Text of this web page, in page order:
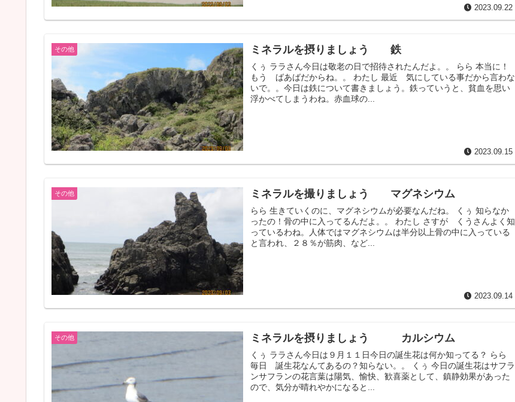
2023.09.22
その他 ミネラルを摂りましょう 鉄
くぅ ララさん今日は敬老の日で招待されたんだよ。。 らら 本当に！
もう ばあばだからね。。 わたし 最近 気にしている事だから言わな
いで。。今日は鉄について書きましょう。鉄っていうと、貧血を思い
浮かべてしまうわね。赤血球の...
2023.09.15
その他 ミネラルを撮りましょう マグネシウム
らら 生きていくのに、マグネシウムが必要なんだね。 くぅ 知らなか
ったの！骨の中に入ってるんだよ。。 わたし さすが くうさんよく知
っているわね。人体ではマグネシウムは半分以上骨の中に入っている
と言われ、２８％が筋肉、など...
2023.09.14
その他 ミネラルを摂りましょう カルシウム
くぅ ララさん今日は９月１１日今日の誕生花は何か知ってる？ らら
毎日 誕生花なんてあるの？知らない。。 くぅ 今日の誕生花はサフラ
ンサフランの花言葉は陽気、愉快、歓喜薬として、鎮静効果があった
ので、気分が晴れやかになると...